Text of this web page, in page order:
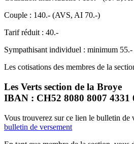
Couple : 140.- (AVS, AI 70.-)
Tarif réduit : 40.-
Sympathisant individuel : minimum 55.-
Les cotisations des membres de la
Les Verts section de la Broye
IBAN : CH52 8080 8007 4331
Vous trouverez sur ce lien le bulletin de
bulletin de versement